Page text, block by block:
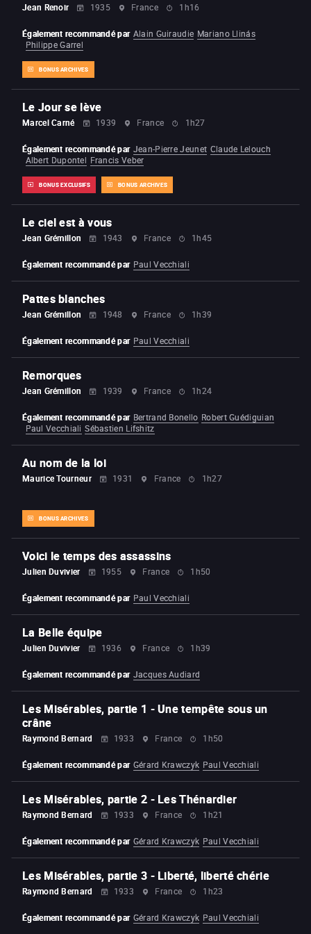
Jean Renoir 1935 France 1h16
BONUS ARCHIVES
Également recommandé par Alain Guiraudie Mariano Llinás
Philippe Garrel
Le Jour se lève
Marcel Carné 1939 France 1h27
BONUS EXCLUSIFS BONUS ARCHIVES
Également recommandé par Jean-Pierre Jeunet Claude Lelouch
Albert Dupontel Francis Veber
Le ciel est à vous
Jean Grémillon 1943 France 1h45
Également recommandé par Paul Vecchiali
Pattes blanches
Jean Grémillon 1948 France 1h39
Également recommandé par Paul Vecchiali
Remorques
Jean Grémillon 1939 France 1h24
Également recommandé par Bertrand Bonello Robert Guédiguian
Paul Vecchiali Sébastien Lifshitz
Au nom de la loi
Maurice Tourneur 1931 France 1h27
BONUS ARCHIVES
Voici le temps des assassins
Julien Duvivier 1955 France 1h50
Également recommandé par Paul Vecchiali
La Belle équipe
Julien Duvivier 1936 France 1h39
Également recommandé par Jacques Audiard
Les Misérables, partie 1 - Une tempête sous un
crâne
Raymond Bernard 1933 France 1h50
Également recommandé par Gérard Krawczyk Paul Vecchiali
Les Misérables, partie 2 - Les Thénardier
Raymond Bernard 1933 France 1h21
Également recommandé par Gérard Krawczyk Paul Vecchiali
Les Misérables, partie 3 - Liberté, liberté chérie
Raymond Bernard 1933 France 1h23
Également recommandé par Gérard Krawczyk Paul Vecchiali